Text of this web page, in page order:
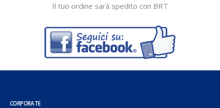
Il tuo ordine sarà spedito con BRT
CORPORATE